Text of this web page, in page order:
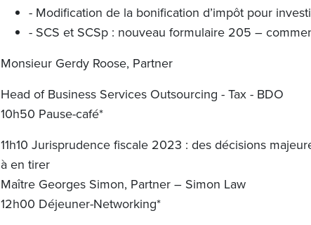
- Modification de la bonification d’impôt pour
- SCS et SCSp : nouveau formulaire 205 –
Monsieur Gerdy Roose, Partner
Head of Business Services Outsourcing - Tax - BDO
10h50 Pause-café*
11h10 Jurisprudence fiscale 2023 : des décisions
à en tirer
Maître Georges Simon, Partner – Simon Law
12h00 Déjeuner-Networking*